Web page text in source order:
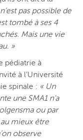
pas possible de
tombé à ses 4
Mais une vie
»
pédiatrie à
à l’Université
spinale : « Un
une SMA1 n’a
ou par
mieux être
observe